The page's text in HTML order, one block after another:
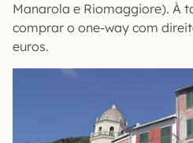
Manarola e Riomaggiore). À
comprar o one-way com
euros.